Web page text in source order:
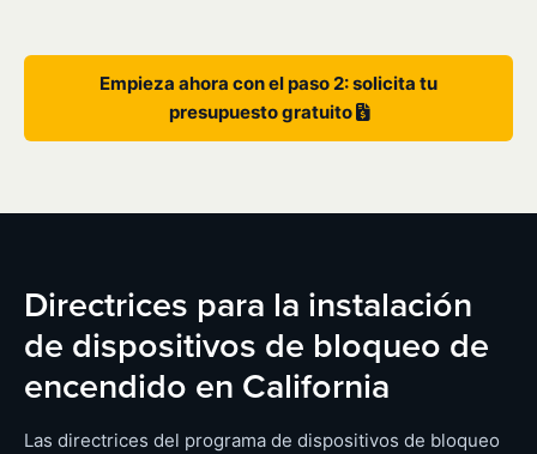
Empieza ahora con el paso 2: solicita tu
presupuesto gratuito
Directrices para la instalación
de dispositivos de bloqueo de
encendido en California
Las directrices del programa de dispositivos de bloqueo